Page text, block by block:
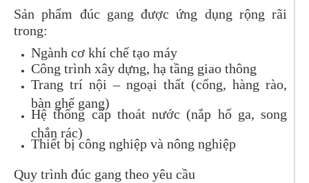
Sản phẩm đúc gang được ứng dụng rộng rãi
trong:
Ngành cơ khí chế tạo máy
Công trình xây dựng, hạ tầng giao thông
Trang trí nội – ngoại thất (cổng, hàng rào,
bàn ghế gang)
Hệ thống cấp thoát nước (nắp hố ga, song
chắn rác)
Thiết bị công nghiệp và nông nghiệp
Quy trình đúc gang theo yêu cầu